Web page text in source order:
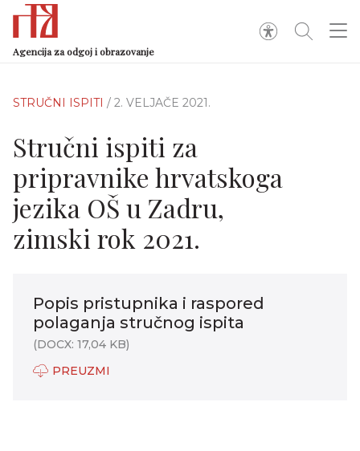
Agencija za odgoj i obrazovanje
STRUČNI ISPITI / 2. VELJAČE 2021.
Stručni ispiti za
pripravnike hrvatskoga
jezika OŠ u Zadru,
zimski rok 2021.
Popis pristupnika i raspored
polaganja stručnog ispita
(DOCX: 17,04 KB)
PREUZMI